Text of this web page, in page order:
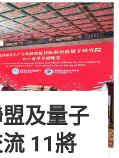
及量子
11將